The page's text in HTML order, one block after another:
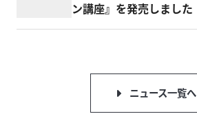
ン講座』を発売しました
ニュース一覧へ